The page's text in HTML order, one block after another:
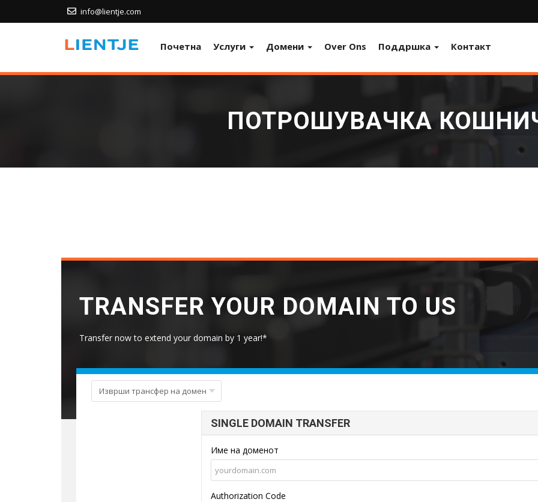
info@lientje.com
Почетна Услуги Домени Over Ons Поддршка Контакт
ПОТРОШУВАЧКА
TRANSFER YOUR DOMAIN TO US
Transfer now to extend your domain by 1 year!*
SINGLE DOMAIN TRANSFER
Име на доменот
Authorization Code